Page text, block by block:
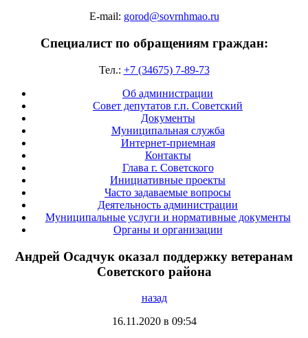
E-mail: gorod@sovrnhmao.ru
Специалист по обращениям граждан:
Тел.: +7 (34675) 7-89-73
Об администрации
Совет депутатов г.п. Советский
Документы
Муниципальная служба
Интернет-приемная
Контакты
Глава г. Советского
Инициативные проекты
Часто задаваемые вопросы
Деятельность администрации
Муниципальные услуги и нормативные документы
Органы и организации
Андрей Осадчук оказал поддержку ветеранам
Советского района
назад
16.11.2020 в 09:54